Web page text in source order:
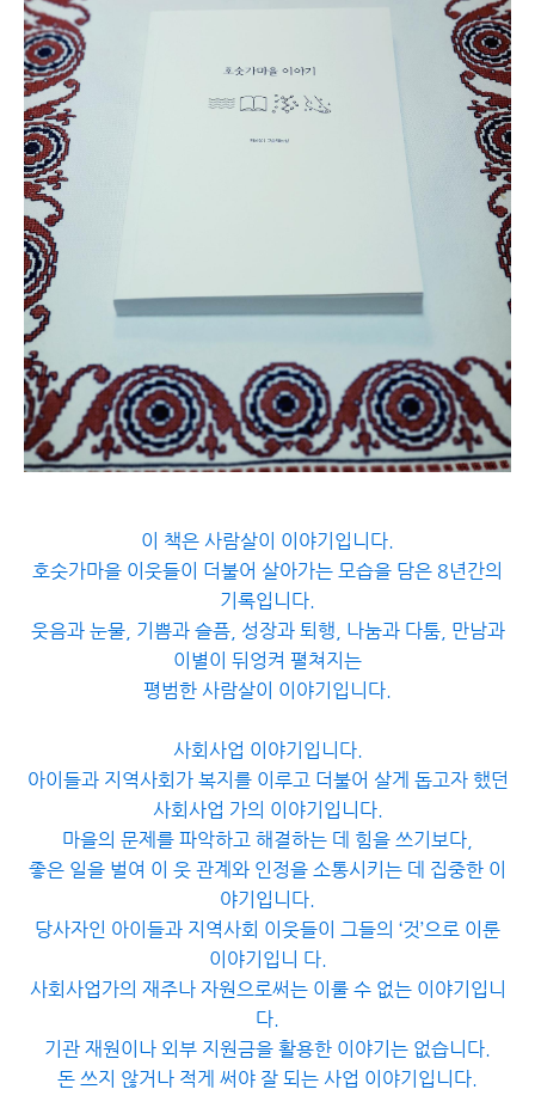
이 책은 사람살이 이야기입니다.
호숫가마을 이웃들이 더불어 살아가는 모습을 담은 8년간의
기록입니다.
웃음과 눈물, 기쁨과 슬픔, 성장과 퇴행, 나눔과 다툼, 만남과
이별이 뒤엉켜 펼쳐지는
평범한 사람살이 이야기입니다.
사회사업 이야기입니다.
아이들과 지역사회가 복지를 이루고 더불어 살게 돕고자 했던
사회사업 가의 이야기입니다.
마을의 문제를 파악하고 해결하는 데 힘을 쓰기보다,
좋은 일을 벌여 이 웃 관계와 인정을 소통시키는 데 집중한 이
야기입니다.
당사자인 아이들과 지역사회 이웃들이 그들의 ‘것’으로 이룬
이야기입니 다.
사회사업가의 재주나 자원으로써는 이룰 수 없는 이야기입니
다.
기관 재원이나 외부 지원금을 활용한 이야기는 없습니다.
돈 쓰지 않거나 적게 써야 잘 되는 사업 이야기입니다.